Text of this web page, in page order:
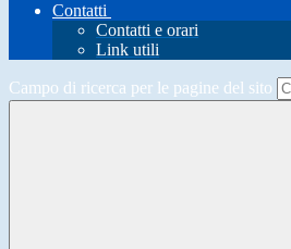
Contatti
Contatti e orari
Link utili
Campo di ricerca per le pagine del sito